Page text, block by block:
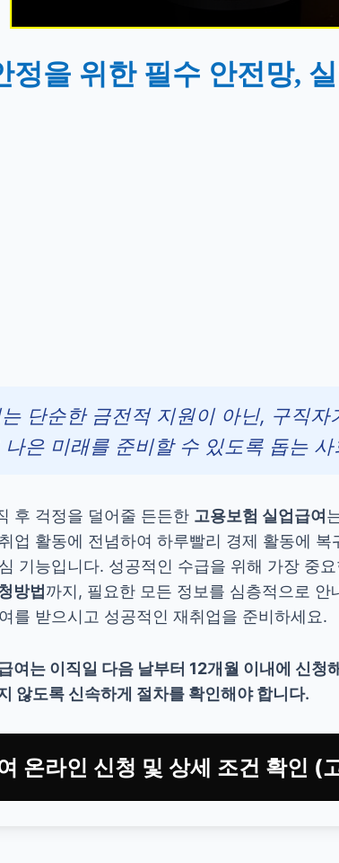
정을 위한 필수 안전망,
는 단순한 금전적 지원이 아닌, 구직
나은 미래를 준비할 수 있도록 돕는 사
후 걱정을 덜어줄 든든한 고용보험 실업급여
업 활동에 전념하여 하루빨리 경제 활동에
기능입니다. 성공적인 수급을 위해 가장 중
방법 까지, 필요한 모든 정보를 심층적으로 안
를 받으시고 성공적인 재취업을 준비하세요.
여는 이직일 다음 날부터 12개월 이내에 신청
않도록 신속하게 절차를 확인해야 합니다.
온라인 신청 및 상세 조건 확인 (